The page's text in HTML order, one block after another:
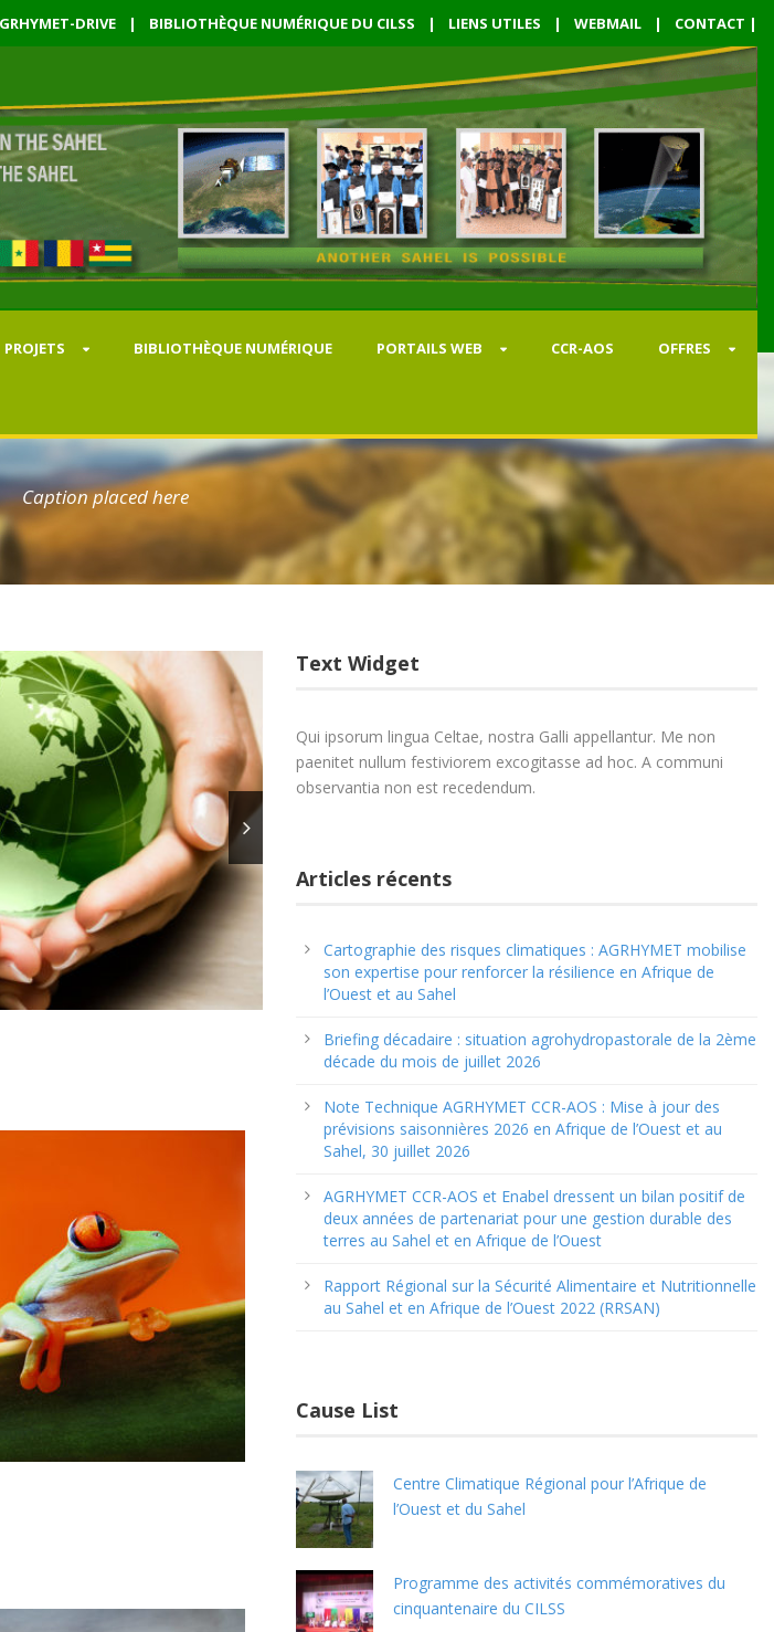
DRIVE | BIBLIOTHÈQUE NUMÉRIQUE DU CILSS | LIENS UTILES | WEBMAIL | CONTACT |
PROJETS BIBLIOTHÈQUE NUMÉRIQUE PORTAILS WEB CCR-AOS OFFRES
Caption placed here
Text Widget
Qui ipsorum lingua Celtae, nostra Galli appellantur. Me non
paenitet nullum festiviorem excogitasse ad hoc. A communi
observantia non est recedendum.
Articles récents
Cartographie des risques climatiques : AGRHYMET mobilise
son expertise pour renforcer la résilience en Afrique de
l’Ouest et au Sahel
Briefing décadaire : situation agrohydropastorale de la 2ème
décade du mois de juillet 2026
Note Technique AGRHYMET CCR-AOS : Mise à jour des
prévisions saisonnières 2026 en Afrique de l’Ouest et au
Sahel, 30 juillet 2026
AGRHYMET CCR-AOS et Enabel dressent un bilan positif de
deux années de partenariat pour une gestion durable des
terres au Sahel et en Afrique de l’Ouest
Rapport Régional sur la Sécurité Alimentaire et Nutritionnelle
au Sahel et en Afrique de l’Ouest 2022 (RRSAN)
Cause List
Centre Climatique Régional pour l’Afrique de
l’Ouest et du Sahel
Programme des activités commémoratives du
cinquantenaire du CILSS